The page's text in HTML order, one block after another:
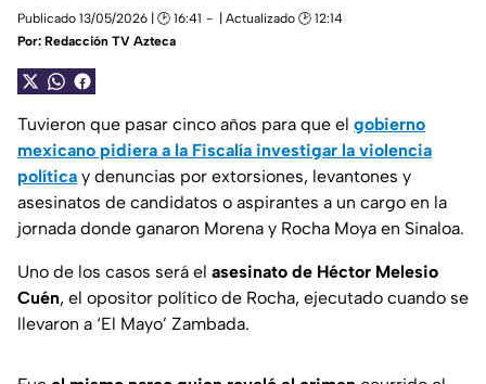
Publicado 13/05/2026 | 🕑 16:41
| Actualizado 🕑 12:14
Por: Redacción TV Azteca
Tuvieron que pasar cinco años para que el gobierno
mexicano pidiera a la Fiscalía investigar la violencia
política y denuncias por extorsiones, levantones y
asesinatos de candidatos o aspirantes a un cargo en la
jornada donde ganaron Morena y Rocha Moya en Sinaloa.
Uno de los casos será el asesinato de Héctor Melesio
Cuén, el opositor político de Rocha, ejecutado cuando se
llevaron a ‘El Mayo’ Zambada.